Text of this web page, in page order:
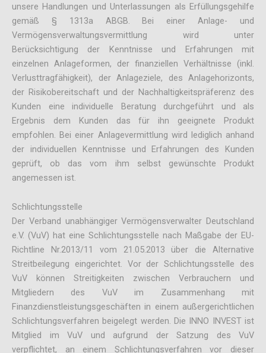
unsere Handlungen und Unterlassungen als Erfüllungsgehilfe
gemäß § 1313a ABGB. Bei einer Anlage- und
Vermögensverwaltungsvermittlung wird unter
Berücksichtigung der Kenntnisse und Erfahrungen mit
einzelnen Anlageformen, der finanziellen Verhältnisse (inkl.
Verlusttragfähigkeit), der Anlageziele, des Anlagehorizonts,
der Risikobereitschaft und der Nachhaltigkeitspräferenz des
Kunden eine individuelle Beratung durchgeführt und als
Ergebnis dem Kunden das für ihn geeignete Produkt
empfohlen. Bei einer Anlagevermittlung wird lediglich anhand
der individuellen Kenntnisse und Erfahrungen des Kunden
geprüft, ob das vom ihm selbst gewünschte Produkt
angemessen ist.
Schlichtungsstelle
Der Verband unabhängiger Vermögensverwalter Deutschland
e.V. (VuV) hat eine Schlichtungsstelle nach Maßgabe der EU-
Richtline Nr.2013/11 vom 21.05.2013 über die Alternative
Streitbeilegung eingerichtet. Vor der Schlichtungsstelle des
VuV können Streitigkeiten zwischen Verbrauchern und
Mitgliedern des VuV im Zusammenhang mit
Finanzdienstleistungsgeschäften in einem außergerichtlichen
Schlichtungsverfahren beigelegt werden. Die INNO INVEST ist
Mitglied im VuV und aufgrund der Satzung des VuV
verpflichtet, an einem Schlichtungsverfahren vor dieser